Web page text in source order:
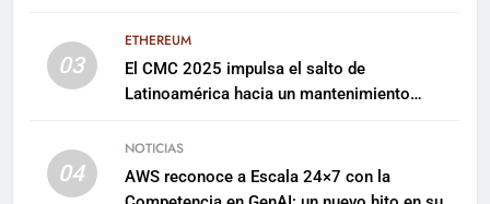
03
ETHEREUM
El CMC 2025 impulsa el salto de
Latinoamérica hacia un mantenimiento
04
NOTICIAS
AWS reconoce a Escala 24×7 con la